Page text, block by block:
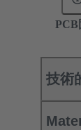
PCB
技術